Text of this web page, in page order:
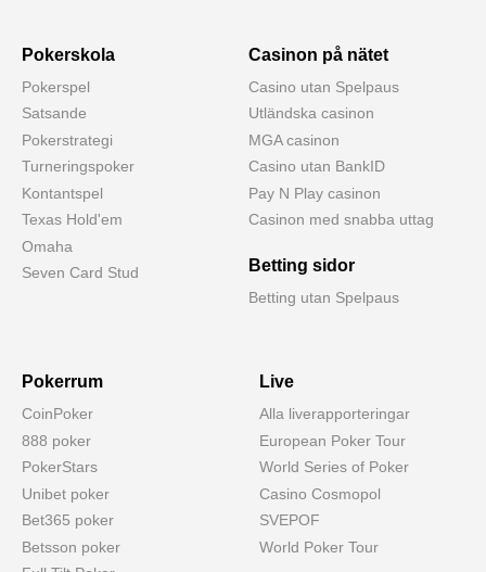
Pokerskola
Pokerspel
Satsande
Pokerstrategi
Turneringspoker
Kontantspel
Texas Hold'em
Omaha
Seven Card Stud
Casinon på nätet
Casino utan Spelpaus
Utländska casinon
MGA casinon
Casino utan BankID
Pay N Play casinon
Casinon med snabba uttag
Betting sidor
Betting utan Spelpaus
Pokerrum
CoinPoker
888 poker
PokerStars
Unibet poker
Bet365 poker
Betsson poker
Live
Alla liverapporteringar
European Poker Tour
World Series of Poker
Casino Cosmopol
SVEPOF
World Poker Tour